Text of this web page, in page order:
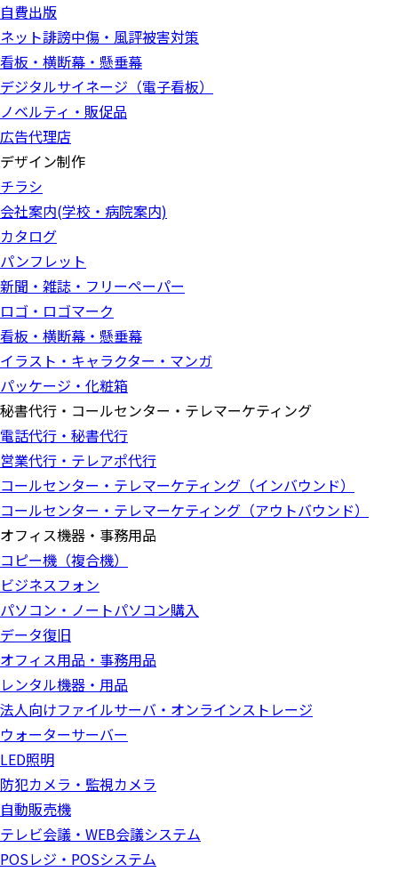
自費出版
ネット誹謗中傷・風評被害対策
看板・横断幕・懸垂幕
デジタルサイネージ（電子看板）
ノベルティ・販促品
広告代理店
デザイン制作
チラシ
会社案内(学校・病院案内)
カタログ
パンフレット
新聞・雑誌・フリーペーパー
ロゴ・ロゴマーク
看板・横断幕・懸垂幕
イラスト・キャラクター・マンガ
パッケージ・化粧箱
秘書代行・コールセンター・テレマーケティング
電話代行・秘書代行
営業代行・テレアポ代行
コールセンター・テレマーケティング（インバウンド）
コールセンター・テレマーケティング（アウトバウンド）
オフィス機器・事務用品
コピー機（複合機）
ビジネスフォン
パソコン・ノートパソコン購入
データ復旧
オフィス用品・事務用品
レンタル機器・用品
法人向けファイルサーバ・オンラインストレージ
ウォーターサーバー
LED照明
防犯カメラ・監視カメラ
自動販売機
テレビ会議・WEB会議システム
POSレジ・POSシステム